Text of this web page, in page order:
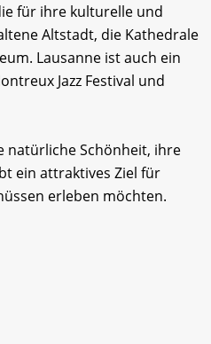
für ihre kulturelle und
Altstadt, die Kathedrale
Lausanne ist auch ein
Jazz Festival und
natürliche Schönheit, ihre
ein attraktives Ziel für
erleben möchten.